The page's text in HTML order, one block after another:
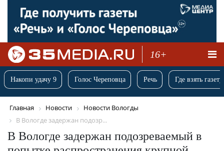
16+
Накопи удачу 9 Голос Череповца Речь Где взять
Главная Новости
Новости Вологды
В Вологде задержан подозр...
В Вологде задержан подозреваемый в